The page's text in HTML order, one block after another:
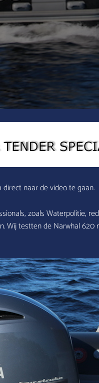
direct naar de video te gaan.
zoals Waterpolitie,
Wij testten de Narwhal 620